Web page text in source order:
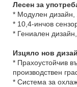
Лесен за
* Модулен дизайн,
* 10,4-инчов
* Гениален
Изцяло нов
* Прахоустойчив
производствен
* Система за